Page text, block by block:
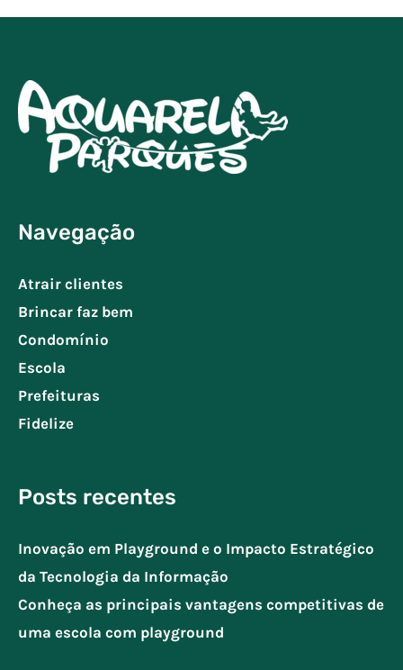
Navegação
Atrair clientes
Brincar faz bem
Condomínio
Escola
Prefeituras
Fidelize
Posts recentes
Inovação em Playground e o Impacto Estratégico
da Tecnologia da Informação
Conheça as principais vantagens competitivas de
uma escola com playground